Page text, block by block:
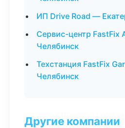
ИП Drive Road —
Сервис-центр FastFix
Челябинск
Техстанция FastFix
Челябинск
Другие компании